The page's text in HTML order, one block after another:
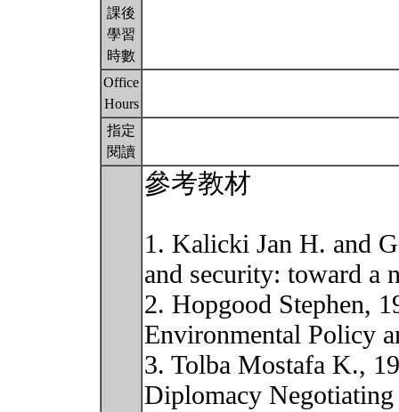
課後
學習
時數
Office
Hours
指定
閱讀
參考教材
1. Kalicki Jan H. and
and security: toward a
2. Hopgood Stephen,
Environmental Policy
3. Tolba Mostafa K.,
Diplomacy